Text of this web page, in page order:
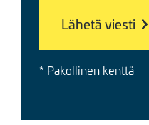
* Pakollinen kenttä